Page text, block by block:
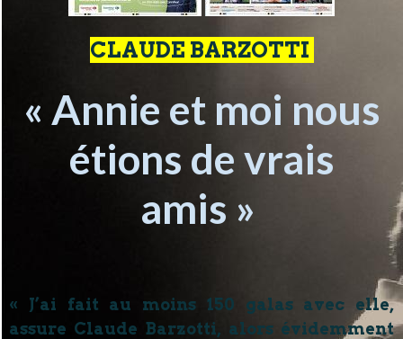
CLAUDE BARZOTTI
« Annie et moi nous
étions de vrais
amis »
« J’ai fait au moins 150 galas avec elle,
assure Claude Barzotti, alors évidemment